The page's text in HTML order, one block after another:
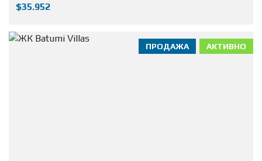
$35.952
АКТИВНО
ПРОДАЖА